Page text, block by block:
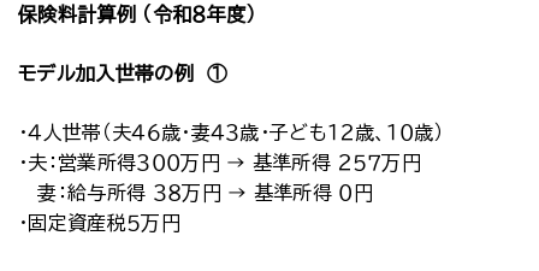
保険料計算例 （令和８年度）
モデル加入世帯の例 ①
・４人世帯（夫４６歳・妻４３歳・子ども１２歳、１０歳）
・夫：営業所得３００万円 → 基準所得 ２５７万円
妻：給与所得 ３８万円 → 基準所得 ０円
・固定資産税５万円